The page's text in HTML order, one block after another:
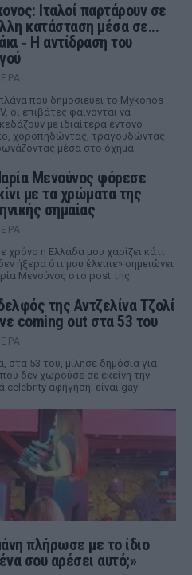
Ιταλοί παρτάρουν σε
κατάσταση μέσα σε...
‑ Η αντίδραση του
που δημοσιεύει το Mykonos
οι επιβάτες φαίνονται να
με ιδιαίτερα έντονο
χοροπηδώντας, τραγουδώντας
μέσα στο όχημα
Μενούνος φόρεσε
με τα χρώματα της
σημαίας
χρόνο η Ελλάδα μου χαρίζει κάτι
ήξερα ότι μου έλειπε» σημειώνει
Μενούνος στο post της
της Αντζελίνα Τζολί
coming out στα 53 του
στα 53 του, μίλησε δημόσια για
που δεν χωρούσε σε εκείνη την
celebrity αφήγηση: είναι gay
πλήρωσε με το ίδιο
σου αρέσει αυτό;»